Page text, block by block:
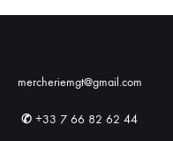
mercheriemgt@gmail.com
✆ +33 7 66 82 62 44